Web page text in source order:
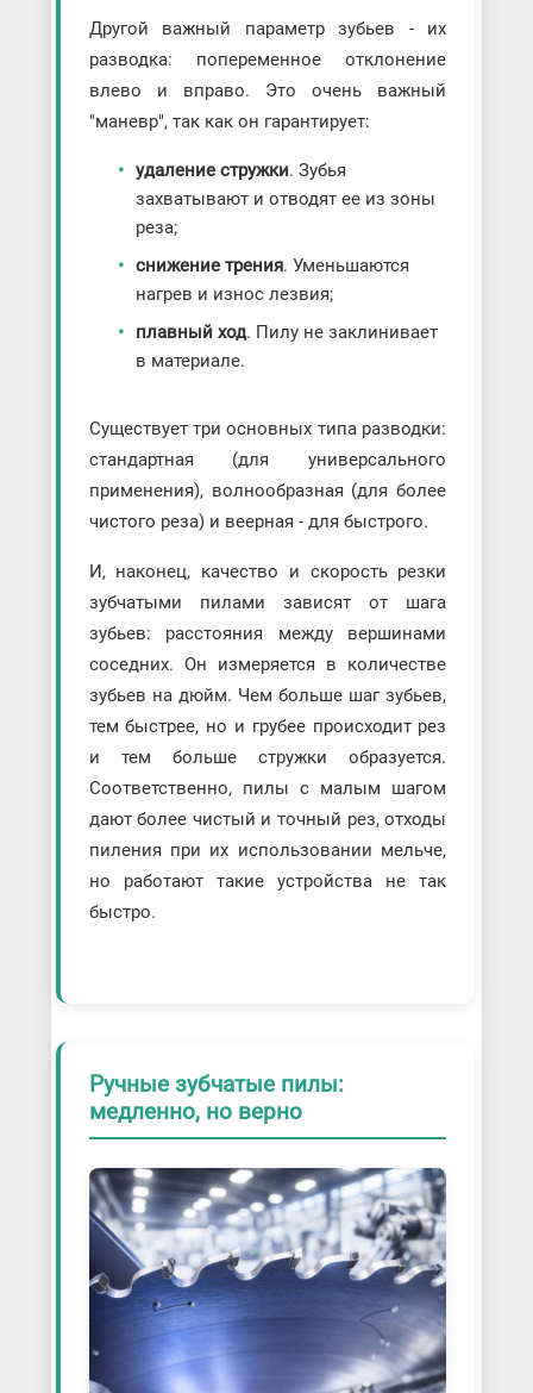
Другой важный параметр зубьев - их
разводка: попеременное отклонение
влево и вправо. Это очень важный
"маневр", так как он гарантирует:
удаление стружки. Зубья
захватывают и отводят ее из зоны
реза;
снижение трения. Уменьшаются
нагрев и износ лезвия;
плавный ход. Пилу не заклинивает
в материале.
Существует три основных типа разводки:
стандартная (для универсального
применения), волнообразная (для более
чистого реза) и веерная - для быстрого.
И, наконец, качество и скорость резки
зубчатыми пилами зависят от шага
зубьев: расстояния между вершинами
соседних. Он измеряется в количестве
зубьев на дюйм. Чем больше шаг зубьев,
тем быстрее, но и грубее происходит рез
и тем больше стружки образуется.
Соответственно, пилы с малым шагом
дают более чистый и точный рез, отходы
пиления при их использовании мельче,
но работают такие устройства не так
быстро.
Ручные зубчатые пилы:
медленно, но верно